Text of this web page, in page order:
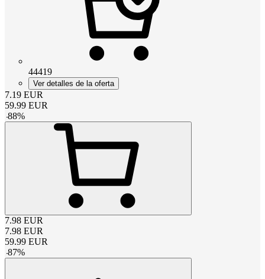
44419
Ver detalles de la oferta
7.19 EUR
59.99 EUR
-88%
7.98 EUR
7.98 EUR
59.99 EUR
-87%